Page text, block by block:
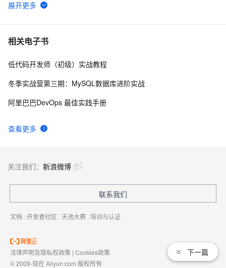
6 CamTrace：48 小时，做出视频创作者的“第三只手”
7 把 AI 视频剪辑搬进浏览器：Timeline Studio 的本地优
8 当语言被困住：我们和 Qoder 跑通了一条有尊严的表达
助平台 (环境与架构)
相关电子书
查看更多
低代码开发师（初级）实战教程
冬季实战营第三期：MySQL数据库进阶实战
阿里巴巴DevOps 最佳实践手册
下一篇
关注我们： 新浪微博
联系我们
文档 | 开发者社区 | 天池大赛 | 培训与认证
法律声明及隐私权政策 | Cookies政策
© 2009-现在 Aliyun.com 版权所有